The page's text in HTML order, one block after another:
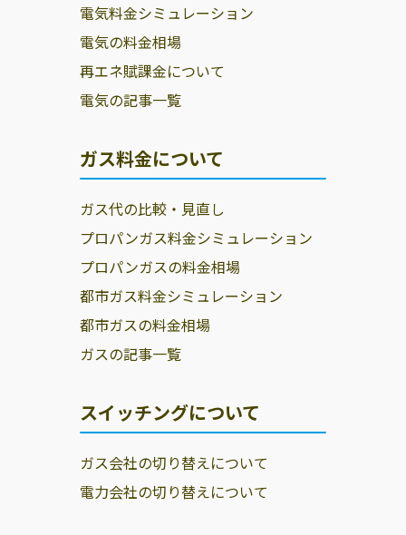
電気料金シミュレーション
電気の料金相場
再エネ賦課金について
電気の記事一覧
ガス料金について
ガス代の比較・見直し
プロパンガス料金シミュレーション
プロパンガスの料金相場
都市ガス料金シミュレーション
都市ガスの料金相場
ガスの記事一覧
スイッチングについて
ガス会社の切り替えについて
電力会社の切り替えについて